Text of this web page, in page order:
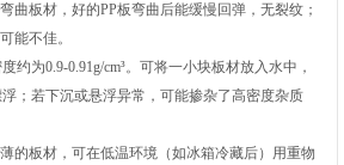
曲板材，好的PP板弯曲后能缓慢回弹，无裂纹；
能不佳。
约为0.9-0.91g/cm³。可将一小块板材放入水中，
；若下沉或悬浮异常，可能掺杂了高密度杂质
的板材，可在低温环境（如冰箱冷藏后）用重物